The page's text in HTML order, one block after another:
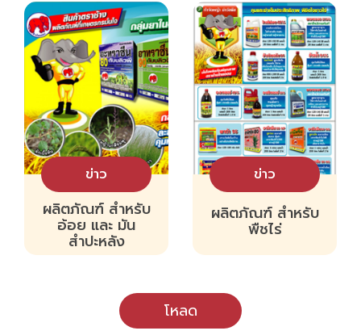
ข่าว
ผลิตภัณฑ์ สำหรับ
อ้อย และ มัน
สำปะหลัง
ข่าว
ผลิตภัณฑ์ สำหรับ
พืชไร่
โหลด